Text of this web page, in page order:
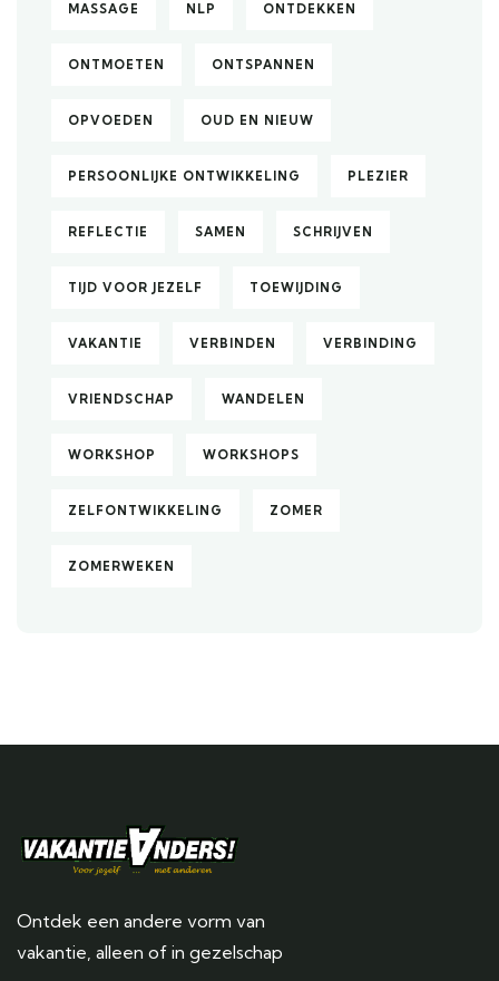
MASSAGE NLP ONTDEKKEN
ONTMOETEN ONTSPANNEN
OPVOEDEN OUD EN NIEUW
PERSOONLIJKE ONTWIKKELING PLEZIER
REFLECTIE SAMEN SCHRIJVEN
TIJD VOOR JEZELF TOEWIJDING
VAKANTIE VERBINDEN VERBINDING
VRIENDSCHAP WANDELEN
WORKSHOP WORKSHOPS
ZELFONTWIKKELING ZOMER
ZOMERWEKEN
Ontdek een andere vorm van
vakantie, alleen of in gezelschap